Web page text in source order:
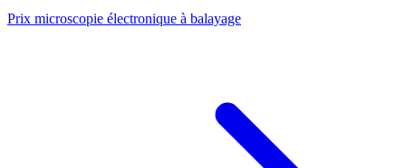
Prix microscopie électronique à balayage